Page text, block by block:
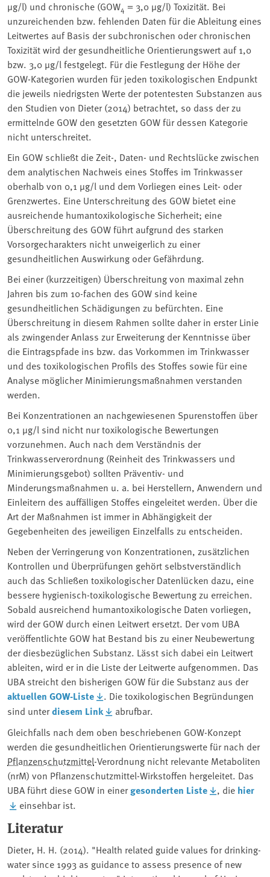
µg/l) und chronische (GOW4 = 3,0 µg/l) Toxizität. Bei
unzureichenden bzw. fehlenden Daten für die Ableitung eines
Leitwertes auf Basis der subchronischen oder chronischen
Toxizität wird der gesundheitliche Orientierungswert auf 1,0
bzw. 3,0 µg/l festgelegt. Für die Festlegung der Höhe der
GOW-Kategorien wurden für jeden toxikologischen Endpunkt
die jeweils niedrigsten Werte der potentesten Substanzen aus
den Studien von Dieter (2014) betrachtet, so dass der zu
ermittelnde GOW den gesetzten GOW für dessen Kategorie
nicht unterschreitet.
Ein GOW schließt die Zeit-, Daten- und Rechtslücke zwischen
dem analytischen Nachweis eines Stoffes im Trinkwasser
oberhalb von 0,1 µg/l und dem Vorliegen eines Leit- oder
Grenzwertes. Eine Unterschreitung des GOW bietet eine
ausreichende humantoxikologische Sicherheit; eine
Überschreitung des GOW führt aufgrund des starken
Vorsorgecharakters nicht unweigerlich zu einer
gesundheitlichen Auswirkung oder Gefährdung.
Bei einer (kurzzeitigen) Überschreitung von maximal zehn
Jahren bis zum 10-fachen des GOW sind keine
gesundheitlichen Schädigungen zu befürchten. Eine
Überschreitung in diesem Rahmen sollte daher in erster Linie
als zwingender Anlass zur Erweiterung der Kenntnisse über
die Eintragspfade ins bzw. das Vorkommen im Trinkwasser
und des toxikologischen Profils des Stoffes sowie für eine
Analyse möglicher Minimierungsmaßnahmen verstanden
werden.
Bei Konzentrationen an nachgewiesenen Spurenstoffen über
0,1 µg/l sind nicht nur toxikologische Bewertungen
vorzunehmen. Auch nach dem Verständnis der
Trinkwasserverordnung (Reinheit des Trinkwassers und
Minimierungsgebot) sollten Präventiv- und
Minderungsmaßnahmen u. a. bei Herstellern, Anwendern und
Einleitern des auffälligen Stoffes eingeleitet werden. Über die
Art der Maßnahmen ist immer in Abhängigkeit der
Gegebenheiten des jeweiligen Einzelfalls zu entscheiden.
Neben der Verringerung von Konzentrationen, zusätzlichen
Kontrollen und Überprüfungen gehört selbstverständlich
auch das Schließen toxikologischer Datenlücken dazu, eine
bessere hygienisch-toxikologische Bewertung zu erreichen.
Sobald ausreichend humantoxikologische Daten vorliegen,
wird der GOW durch einen Leitwert ersetzt. Der vom UBA
veröffentlichte GOW hat Bestand bis zu einer Neubewertung
der diesbezüglichen Substanz. Lässt sich dabei ein Leitwert
ableiten, wird er in die Liste der Leitwerte aufgenommen. Das
UBA streicht den bisherigen GOW für die Substanz aus der
aktuellen GOW-Liste
. Die toxikologischen Begründungen
sind unterdiesem Link
abrufbar.
Gleichfalls nach dem oben beschriebenen GOW-Konzept
werden die gesundheitlichen Orientierungswerte für nach der
Pflanzenschutzmittel-Verordnung nicht relevante Metaboliten
(nrM) von Pflanzenschutzmittel-Wirkstoffen hergeleitet. Das
UBA führt diese GOW in einergesonderten Liste , die hier
einsehbar ist.
Literatur
Dieter, H. H. (2014). "Health related guide values for drinking-
water since 1993 as guidance to assess presence of new